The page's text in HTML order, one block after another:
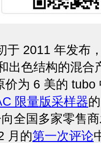
于 2011 年发布
出色结构的混合
价为 6 美的
限量版采样器
全国多家零售
月的第一次评论